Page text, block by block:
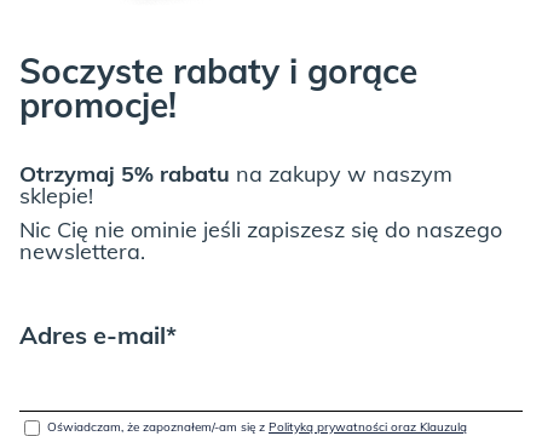
Soczyste rabaty i gorące
promocje!
Otrzymaj 5% rabatu na zakupy w naszym
sklepie!
Nic Cię nie ominie jeśli zapiszesz się do naszego
newslettera.
Adres e-mail*
Oświadczam, że zapoznałem/-am się z Polityką prywatności oraz Klauzulą